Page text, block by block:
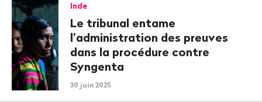
Inde
Le tribunal entame
l’administration des preuves
dans la procédure contre
Syngenta
30 juin 2025